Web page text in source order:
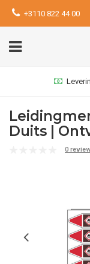
+3110 822 44 00
Duits |
0